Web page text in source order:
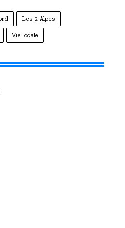
Les 2 Alpes
Vie locale